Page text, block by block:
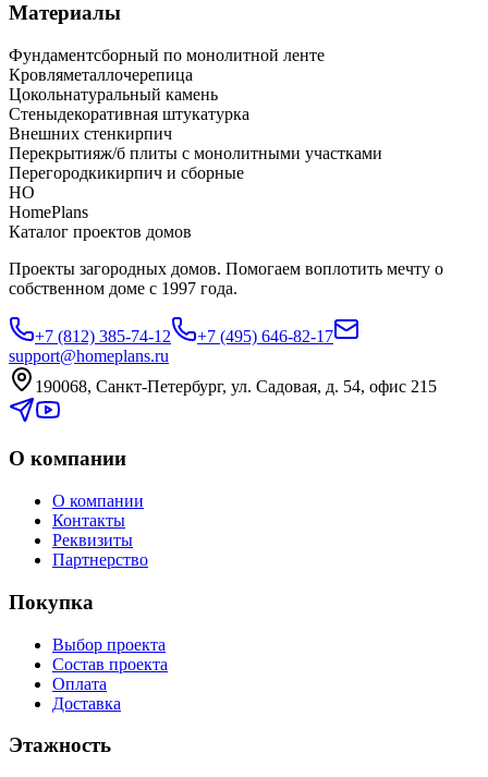
Материалы
Фундаментсборный по монолитной ленте
Кровляметаллочерепица
Цокольнатуральный камень
Стеныдекоративная штукатурка
Внешних стенкирпич
Перекрытияж/б плиты с монолитными участками
Перегородкикирпич и сборные
HO
HomePlans
Каталог проектов домов
Проекты загородных домов. Помогаем воплотить мечту о
собственном доме с 1997 года.
+7 (812) 385-74-12
+7 (495) 646-82-17
support@homeplans.ru
190068, Санкт-Петербург, ул. Садовая, д. 54, офис 215
О компании
О компании
Контакты
Реквизиты
Партнерство
Покупка
Выбор проекта
Состав проекта
Оплата
Доставка
Этажность